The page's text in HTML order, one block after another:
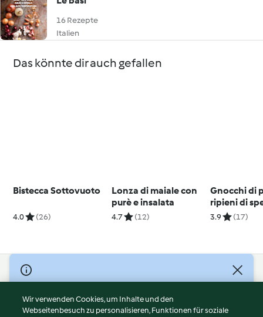
16 Rezepte
Italien
Das könnte dir auch gefallen
Bistecca Sottovuoto
4.0 (26)
Lonza di maiale con
purè e insalata
4.7 (12)
Gnocchi di
ripieni di
3.9 (17)
© Copyright 2026
Nutzungsbedingungen
Datenschutzrichtlinien
Wir verwenden Cookies, um Inhalte und den
Webseitenbesuch zu personalisieren, Funktionen für soziale